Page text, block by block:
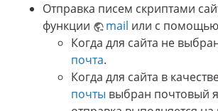
Отправка писем скриптами
функции
mail или с
Когда для сайта не
почта.
Когда для сайта в
почты выбран почтовый